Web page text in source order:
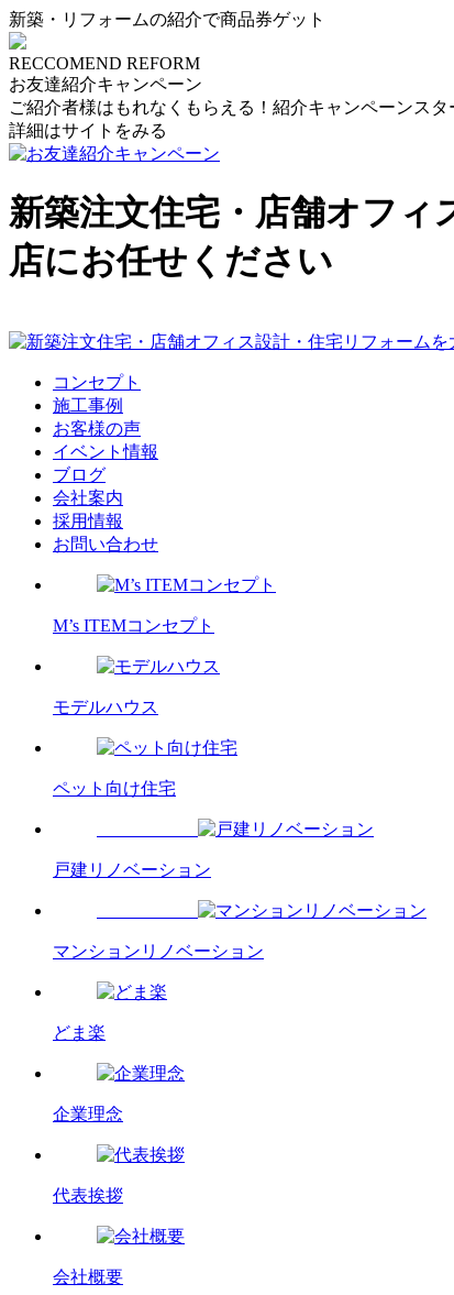
新築・リフォームの紹介で商品券ゲット
RECCOMEND REFORM
お友達紹介キャンペーン
ご紹介者様はもれなくもらえる！紹介キャンペーンスタ
詳細はサイトをみる
新築注文住宅・店舗オフ
店にお任せください
コンセプト
施工事例
お客様の声
イベント情報
ブログ
会社案内
採用情報
お問い合わせ
M’s ITEMコンセプト
モデルハウス
ペット向け住宅
戸建リノベーション
マンションリノベーション
どま楽
企業理念
代表挨拶
会社概要